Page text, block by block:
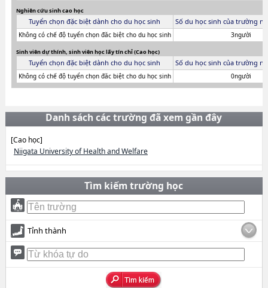
Nghiên cứu sinh cao học
Tuyển chọn đặc biệt dành cho du học sinh Số du học sinh của trường
Không có chế độ tuyển chọn đăc biệt cho du học sinh 3người
Sinh viên dự thính, sinh viên học lấy tín chỉ (Cao học)
Tuyển chọn đặc biệt dành cho du học sinh Số du học sinh của trường
Không có chế độ tuyển chọn đăc biệt cho du học sinh 0người
Danh sách các trường đã xem gần đây
[Cao học]
Niigata University of Health and Welfare
Tìm kiếm trường học
Tỉnh thành